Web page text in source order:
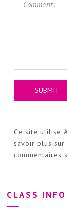
Ce site utilise
savoir plus
commentaires
CLASS